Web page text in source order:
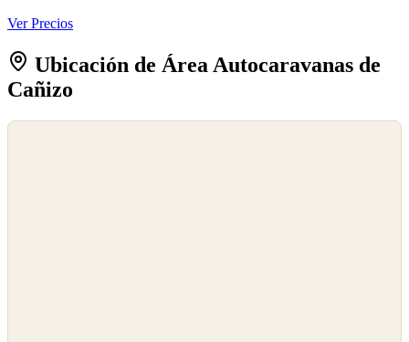
Ver Precios
Ubicación de Área Autocaravanas de
Cañizo